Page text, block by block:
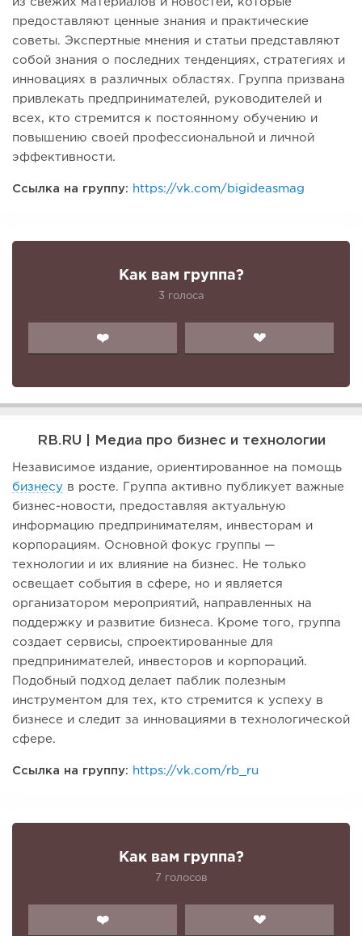
из свежих материалов и новостей, которые
предоставляют ценные знания и практические
советы. Экспертные мнения и статьи представляют
собой знания о последних тенденциях, стратегиях и
инновациях в различных областях. Группа призвана
привлекать предпринимателей, руководителей и
всех, кто стремится к постоянному обучению и
повышению своей профессиональной и личной
эффективности.
Ссылка на группу: https://vk.com/bigideasmag
Как вам группа?
3 голоса
❤️ 💔
RB.RU | Медиа про бизнес и технологии
Независимое издание, ориентированное на помощь
бизнесу в росте. Группа активно публикует важные
бизнес-новости, предоставляя актуальную
информацию предпринимателям, инвесторам и
корпорациям. Основной фокус группы —
технологии и их влияние на бизнес. Не только
освещает события в сфере, но и является
организатором мероприятий, направленных на
поддержку и развитие бизнеса. Кроме того, группа
создает сервисы, спроектированные для
предпринимателей, инвесторов и корпораций.
Подобный подход делает паблик полезным
инструментом для тех, кто стремится к успеху в
бизнесе и следит за инновациями в технологической
сфере.
Ссылка на группу: https://vk.com/rb_ru
Как вам группа?
7 голосов
❤️ 💔